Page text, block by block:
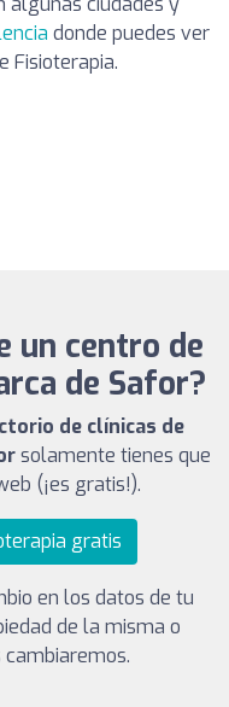
donde puedes ver
Fisioterapia.
un centro de
de Safor?
de clínicas de
solamente tienes que
(¡es gratis!).
gratis
en los datos de tu
de la misma o